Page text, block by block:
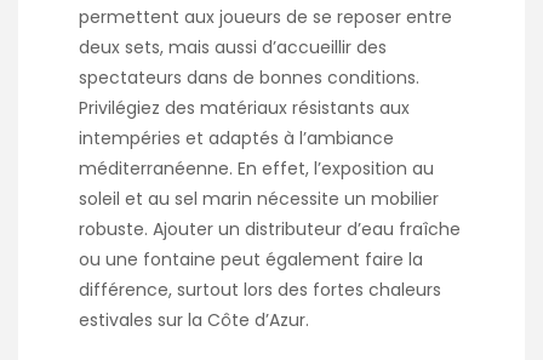
permettent aux joueurs de se reposer entre
deux sets, mais aussi d’accueillir des
spectateurs dans de bonnes conditions.
Privilégiez des matériaux résistants aux
intempéries et adaptés à l’ambiance
méditerranéenne. En effet, l’exposition au
soleil et au sel marin nécessite un mobilier
robuste. Ajouter un distributeur d’eau fraîche
ou une fontaine peut également faire la
différence, surtout lors des fortes chaleurs
estivales sur la Côte d’Azur.